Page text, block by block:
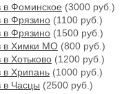
в Фоминское (3000 руб.)
в Фрязино (1100 руб.)
в Фрязино (1500 руб.)
в Химки МО (800 руб.)
в Хотьково (1200 руб.)
в Хрипань (1000 руб.)
в Часцы (2500 руб.)